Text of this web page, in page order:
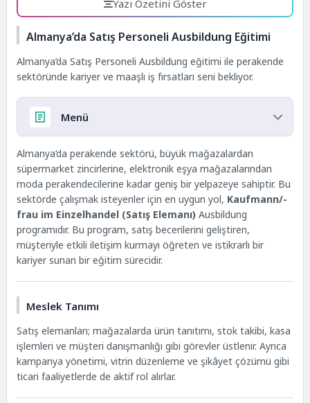
Yazı Özetini Göster
Almanya’da Satış Personeli Ausbildung Eğitimi
Almanya’da Satış Personeli Ausbildung eğitimi ile perakende
sektöründe kariyer ve maaşlı iş fırsatları seni bekliyor.
Menü
Almanya’da Satış Personeli Ausbildung Eğitimi
Meslek Tanımı
Başvuru Şartları
Ausbildung Süresi ve Eğitim Yapısı
Maaş Bilgileri
Talep Olan Şehirler
Nerelerde Eğitim Alınır?
Mezuniyet Sonrası Kariyer
Almanya’da perakende sektörü, büyük mağazalardan
süpermarket zincirlerine, elektronik eşya mağazalarından
moda perakendecilerine kadar geniş bir yelpazeye sahiptir. Bu
sektörde çalışmak isteyenler için en uygun yol, Kaufmann/-
frau im Einzelhandel (Satış Elemanı) Ausbildung
programıdır. Bu program, satış becerilerini geliştiren,
müşteriyle etkili iletişim kurmayı öğreten ve istikrarlı bir
kariyer sunan bir eğitim sürecidir.
Meslek Tanımı
Satış elemanları; mağazalarda ürün tanıtımı, stok takibi, kasa
işlemleri ve müşteri danışmanlığı gibi görevler üstlenir. Ayrıca
kampanya yönetimi, vitrin düzenleme ve şikâyet çözümü gibi
ticari faaliyetlerde de aktif rol alırlar.